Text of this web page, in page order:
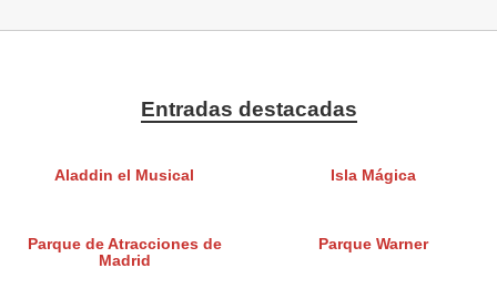
Entradas destacadas
Aladdin el Musical Isla Mágica
Parque de Atracciones de
Madrid
Parque Warner